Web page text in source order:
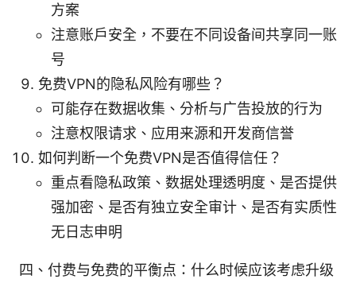
方案
注意账户安全，不要在不同设备间共享同一账
号
免费VPN的隐私风险有哪些？
可能存在数据收集、分析与广告投放的行为
注意权限请求、应用来源和开发商信誉
如何判断一个免费VPN是否值得信任？
重点看隐私政策、数据处理透明度、是否提供
强加密、是否有独立安全审计、是否有实质性
无日志申明
四、付费与免费的平衡点：什么时候应该考虑升级